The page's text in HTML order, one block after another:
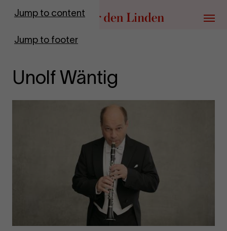
Jump to content
Jump to footer
Go to homepage
Menu
Unolf Wäntig